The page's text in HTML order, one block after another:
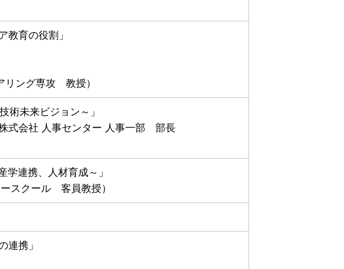
教育の役割」
リング専攻 教授）
術未来ビジョン～」
式会社 人事センター 人事一部 部長
連携、人材育成～」
スクール 客員教授）
連携」